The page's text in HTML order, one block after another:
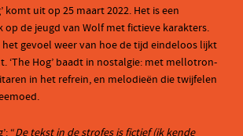
komt uit op 25 maart 2022. Het is een
de jeugd van Wolf met fictieve karakters.
gevoel weer van hoe de tijd eindeloos lijkt
‘The Hog’ baadt in nostalgie: met mellotron-
in het refrein, en melodieën die twijfelen
“De tekst in de strofes is fictief (ik kende